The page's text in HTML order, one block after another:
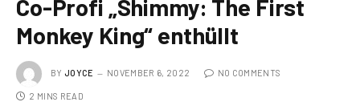
Co-Profi „Shimmy: The First
Monkey King“ enthüllt
BY JOYCE NOVEMBER 6, 2022 NO COMMENTS
2 MINS READ